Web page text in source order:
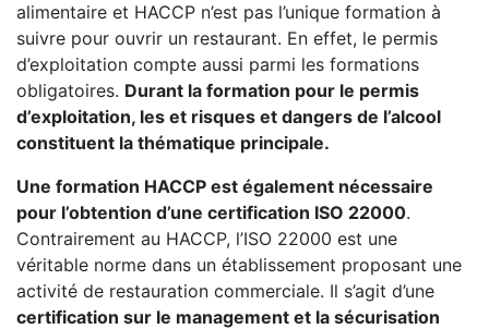
alimentaire et HACCP n’est pas l’unique formation à
suivre pour ouvrir un restaurant. En effet, le permis
d’exploitation compte aussi parmi les formations
obligatoires. Durant la formation pour le permis
d’exploitation, les et risques et dangers de l’alcool
constituent la thématique principale.
Une formation HACCP est également nécessaire
pour l’obtention d’une certification ISO 22000.
Contrairement au HACCP, l’ISO 22000 est une
véritable norme dans un établissement proposant une
activité de restauration commerciale. Il s’agit d’une
certification sur le management et la sécurisation